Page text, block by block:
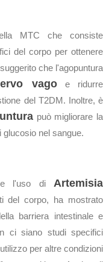
MTC che consiste
del corpo per ottenere
che l'agopuntura
vagoe ridurre
del T2DM. Inoltre, è
può migliorare la
glucosio nel sangue.
l'uso di Artemisia
del corpo, ha mostrato
barriera intestinale e
ci siano studi specifici
per altre condizioni